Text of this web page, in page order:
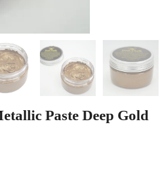
Paste Deep Gold